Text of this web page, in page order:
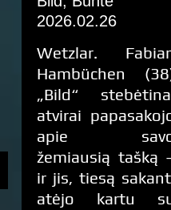
2026.02.26
Wetzlar.
Hambüchen
„Bild“
atvirai
apie
žemiausią tašką
ir jis, tiesą
atėjo kartu